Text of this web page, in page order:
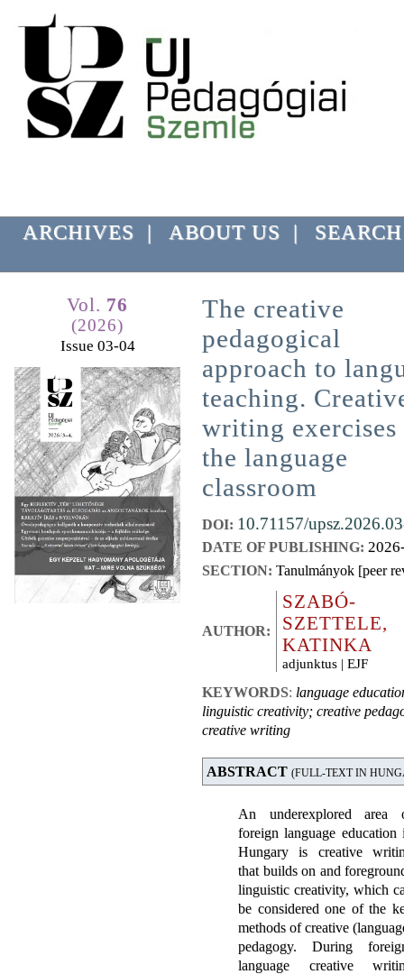
ARCHIVES | ABOUT US | SEARCH
Vol. 76
(2026)
Issue 03-04
The creative
pedagogical
approach to
teaching.
writing
the language
classroom
DOI: 10.71157/
DATE OF PUBLISHING:
SECTION: Tanulmányok [peer
AUTHOR:
SZABÓ-
SZETTELE,
KATINKA
adjunktus | EJF
KEYWORDS: language
linguistic creativity; creative
creative writing
ABSTRACT (FULL-TEXT IN
An underexplored area
foreign language education
Hungary is creative
that builds on and
linguistic creativity, which
be considered one of the
methods of creative
pedagogy. During
language creative